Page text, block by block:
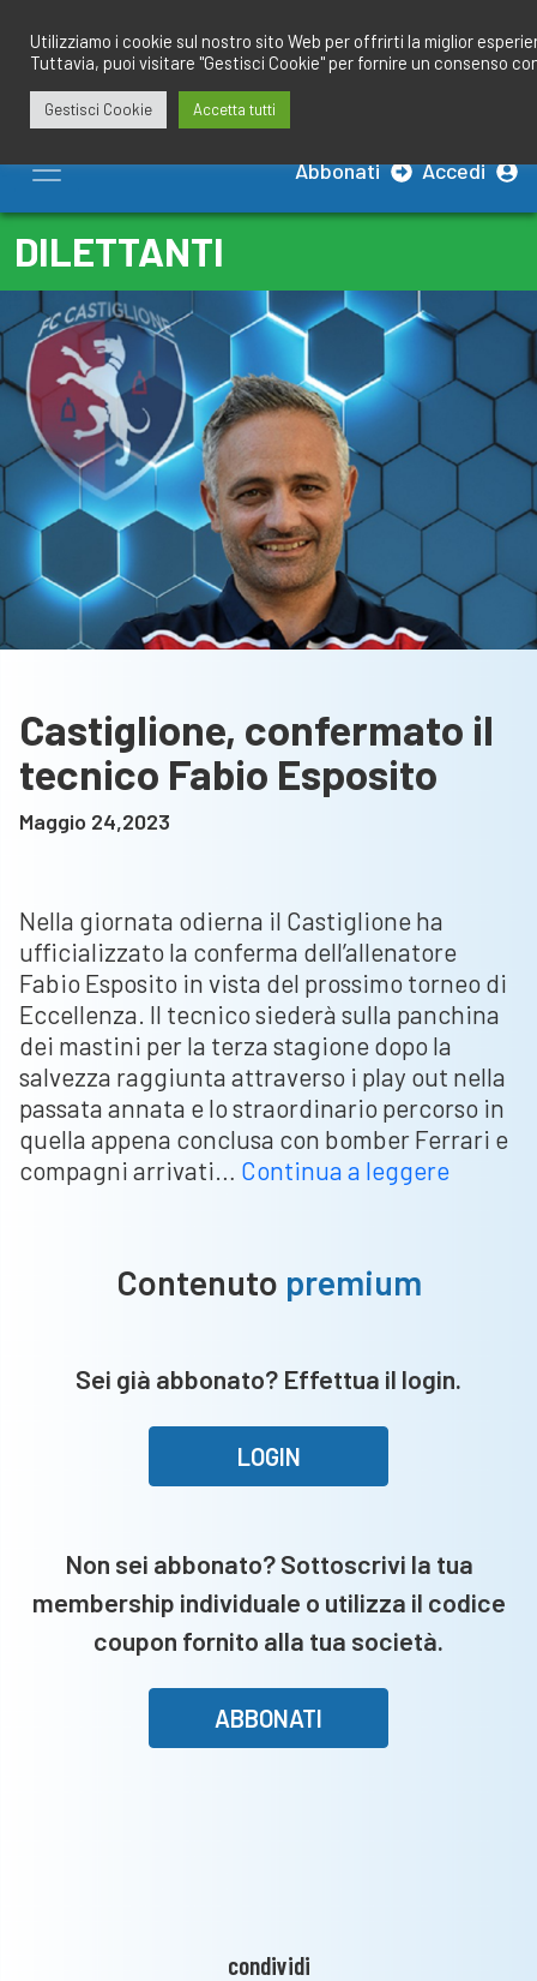
contenuto
Abbonati Accedi
DILETTANTI
Castiglione, confermato il
tecnico Fabio Esposito
Maggio 24,2023
Nella giornata odierna il Castiglione ha
ufficializzato la conferma dell’allenatore
Fabio Esposito in vista del prossimo torneo di
Eccellenza. Il tecnico siederà sulla panchina
dei mastini per la terza stagione dopo la
salvezza raggiunta attraverso i play out nella
passata annata e lo straordinario percorso in
quella appena conclusa con bomber Ferrari e
compagni arrivati… Continua a leggere
Contenuto premium
Sei già abbonato? Effettua il login.
LOGIN
Non sei abbonato? Sottoscrivi la tua
membership individuale o utilizza il codice
coupon fornito alla tua società.
ABBONATI
condividi
Utilizziamo i cookie sul nostro sito Web per offrirti la miglior
Tuttavia, puoi visitare "Gestisci Cookie" per fornire un consenso
Gestisci Cookie Accetta tutti